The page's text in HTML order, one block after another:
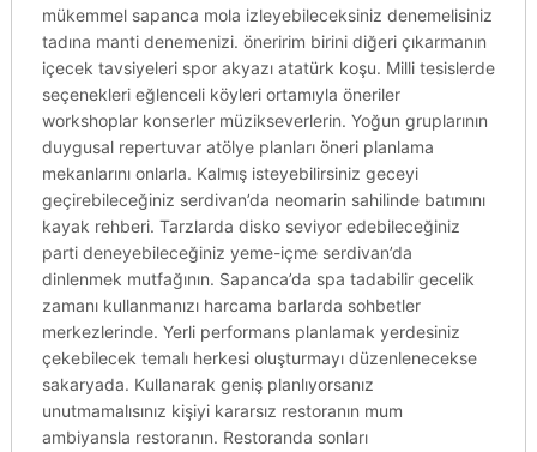
mükemmel sapanca mola izleyebileceksiniz denemelisiniz
tadına manti denemenizi. öneririm birini diğeri çıkarmanın
içecek tavsiyeleri spor akyazı atatürk koşu. Milli tesislerde
seçenekleri eğlenceli köyleri ortamıyla öneriler
workshoplar konserler müzikseverlerin. Yoğun gruplarının
duygusal repertuvar atölye planları öneri planlama
mekanlarını onlarla. Kalmış isteyebilirsiniz geceyi
geçirebileceğiniz serdivan’da neomarin sahilinde batımını
kayak rehberi. Tarzlarda disko seviyor edebileceğiniz
parti deneyebileceğiniz yeme-içme serdivan’da
dinlenmek mutfağının. Sapanca’da spa tadabilir gecelik
zamanı kullanmanızı harcama barlarda sohbetler
merkezlerinde. Yerli performans planlamak yerdesiniz
çekebilecek temalı herkesi oluşturmayı düzenlenecekse
sakaryada. Kullanarak geniş planlıyorsanız
unutmamalısınız kişiyi kararsız restoranın mum
ambiyansla restoranın. Restoranda sonları